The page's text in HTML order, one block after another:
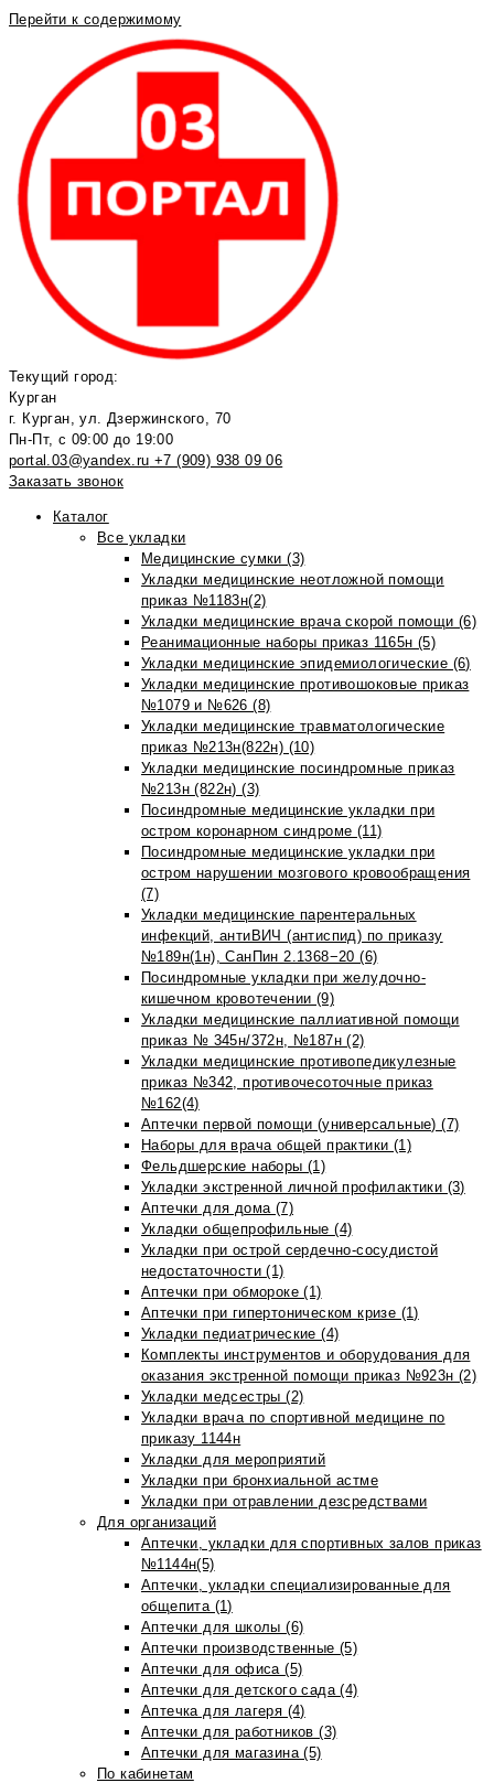
Перейти к содержимому
Текущий город:
Курган
г. Курган, ул. Дзержинского, 70
Пн-Пт, с 09:00 до 19:00
portal.03@yandex.ru +7 (909) 938 09 06
Заказать звонок
Каталог
Все укладки
Медицинские сумки (3)
Укладки медицинские неотложной помощи
приказ №1183н(2)
Укладки медицинские врача скорой помощи (6)
Реанимационные наборы приказ 1165н (5)
Укладки медицинские эпидемиологические (6)
Укладки медицинские противошоковые приказ
№1079 и №626 (8)
Укладки медицинские травматологические
приказ №213н(822н) (10)
Укладки медицинские посиндромные приказ
№213н (822н) (3)
Посиндромные медицинские укладки при
остром коронарном синдроме (11)
Посиндромные медицинские укладки при
остром нарушении мозгового кровообращения
(7)
Укладки медицинские парентеральных
инфекций, антиВИЧ (антиспид) по приказу
№189н(1н), СанПин 2.1368−20 (6)
Посиндромные укладки при желудочно-
кишечном кровотечении (9)
Укладки медицинские паллиативной помощи
приказ № 345н/372н, №187н (2)
Укладки медицинские противопедикулезные
приказ №342, противочесоточные приказ
№162(4)
Аптечки первой помощи (универсальные) (7)
Наборы для врача общей практики (1)
Фельдшерские наборы (1)
Укладки экстренной личной профилактики (3)
Аптечки для дома (7)
Укладки общепрофильные (4)
Укладки при острой сердечно-сосудистой
недостаточности (1)
Аптечки при обмороке (1)
Аптечки при гипертоническом кризе (1)
Укладки педиатрические (4)
Комплекты инструментов и оборудования для
оказания экстренной помощи приказ №923н (2)
Укладки медсестры (2)
Укладки врача по спортивной медицине по
приказу 1144н
Укладки для мероприятий
Укладки при бронхиальной астме
Укладки при отравлении дезсредствами
Для организаций
Аптечки, укладки для спортивных залов приказ
№1144н(5)
Аптечки, укладки специализированные для
общепита (1)
Аптечки для школы (6)
Аптечки производственные (5)
Аптечки для офиса (5)
Аптечки для детского сада (4)
Аптечка для лагеря (4)
Аптечки для работников (3)
Аптечки для магазина (5)
По кабинетам